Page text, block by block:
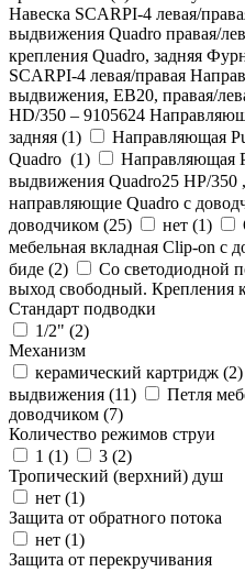
Навеска SCARPI-4 левая/
выдвижения Quadro правая/
крепления Quadro, задняя
SCARPI-4 левая/правая
выдвижения, ЕВ20, правая/
HD/350 – 9105624
задняя (1)
Направляющая
Quadro (1)
Направляющая
выдвижения Quadro25 НР/350
направляющие Quadro с
доводчиком (25) нет (1)
мебельная вкладная Clip-on с
биде (2)
Со светодиодной
выход свободный. Крепления
Стандарт подводки
1/2" (2)
Механизм
керамический картридж (2)
выдвижения (11)
Петля
доводчиком (7)
Количество режимов струи
1 (1) 3 (2)
Тропический (верхний) душ
нет (1)
Защита от обратного потока
нет (1)
Защита от перекручивания